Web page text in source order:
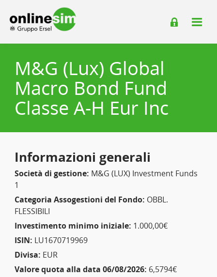
M&G (Lux) Global
Macro Bond Fund
Classe A-H Eur Inc
Informazioni generali
Società di gestione: M&G (LUX) Investment Funds
1
Categoria Assogestioni del Fondo: OBBL.
FLESSIBILI
Investimento minimo iniziale: 1.000,00€
ISIN: LU1670719969
Divisa: EUR
Valore quota alla data 06/08/2026: 6,5794€